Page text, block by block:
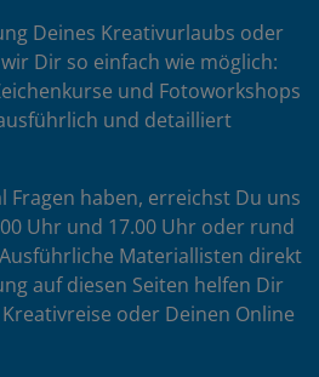
Deines Kreativurlaubs oder
Dir so einfach wie möglich:
und Fotoworkshops
und detailliert
Fragen haben, erreichst Du uns
Uhr und 17.00 Uhr oder rund
Materiallisten direkt
auf diesen Seiten helfen Dir
oder Deinen Online